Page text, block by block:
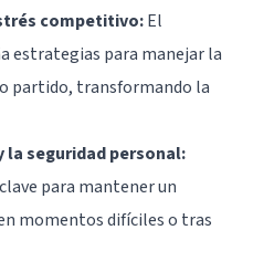
competitivo:El
estrategias para manejar la
partido, transformando la
la seguridad personal:
para mantener un
momentos difíciles o tras